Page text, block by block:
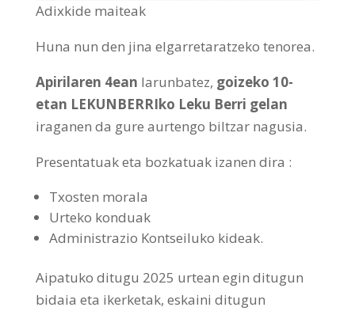
Adixkide maiteak
Huna nun den jina elgarretaratzeko tenorea.
Apirilaren 4ean larunbatez, goizeko 10-
etan LEKUNBERRIko Leku Berri gelan
iraganen da gure aurtengo biltzar nagusia.
Presentatuak eta bozkatuak izanen dira :
Txosten morala
Urteko konduak
Administrazio Kontseiluko kideak.
Aipatuko ditugu 2025 urtean egin ditugun
bidaia eta ikerketak, eskaini ditugun